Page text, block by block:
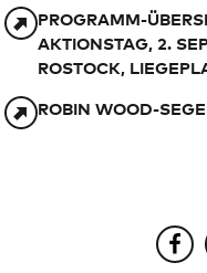
PROGRAMM-
AKTIONSTAG, 2.
ROSTOCK,
ROBIN WOOD-